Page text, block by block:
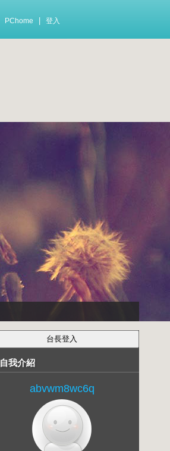
PChome 登入
自我介紹
abvwm8wc6q